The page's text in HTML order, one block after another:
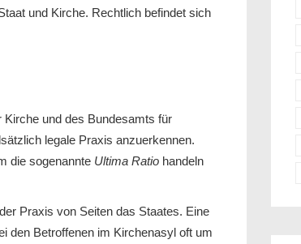
und Kirche. Rechtlich befindet sich
Kirche und des Bundesamts für
legale Praxis anzuerkennen.
die sogenannte Ultima Ratio handeln
Praxis von Seiten das Staates. Eine
den Betroffenen im Kirchenasyl oft um